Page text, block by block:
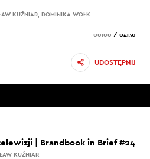
KUŹNIAR, DOMINIKA WOŁK
00:00 / 04:30
UDOSTĘPNIJ
| Brandbook in Brief #24
KUŹNIAR